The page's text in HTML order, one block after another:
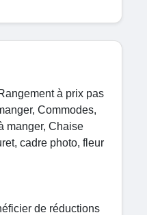
à prix pas
Commodes,
manger, Chaise
cadre photo, fleur
de réductions